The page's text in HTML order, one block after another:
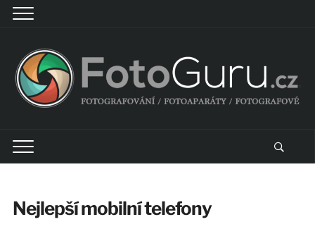
Nejlepší mobilní telefony